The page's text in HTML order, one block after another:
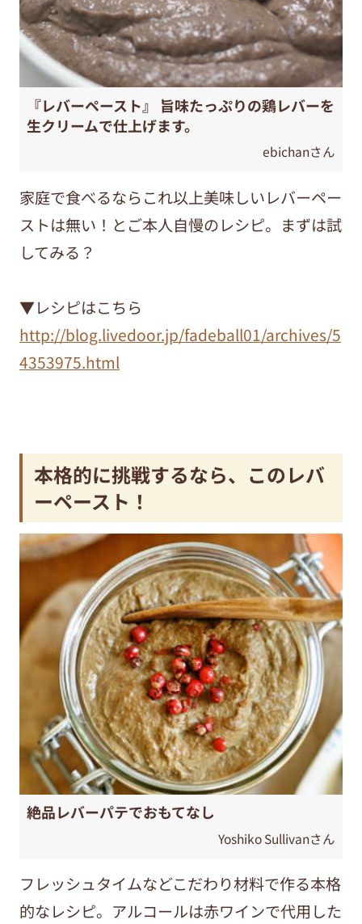
『レバーペースト』 旨味たっぷりの鶏レバーを
生クリームで仕上げます。
ebichanさん
家庭で食べるならこれ以上美味しいレバーペー
ストは無い！とご本人自慢のレシピ。まずは試
してみる？
▼レシピはこちら
http://blog.livedoor.jp/fadeball01/archives/5
4353975.html
本格的に挑戦するなら、このレバ
ーペースト！
絶品レバーパテでおもてなし
Yoshiko Sullivanさん
フレッシュタイムなどこだわり材料で作る本格
的なレシピ。アルコールは赤ワインで代用した